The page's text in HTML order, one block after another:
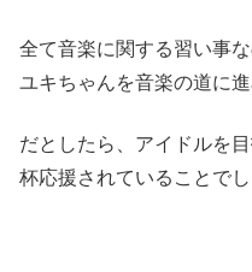
全て音楽に関する習い事
ユキちゃんを音楽の道に
だとしたら、アイドルを
杯応援されていることで